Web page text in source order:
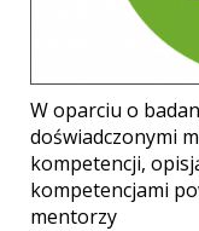
W oparciu o
doświadczonymi
kompetencji,
kompetencjami
mentorzy